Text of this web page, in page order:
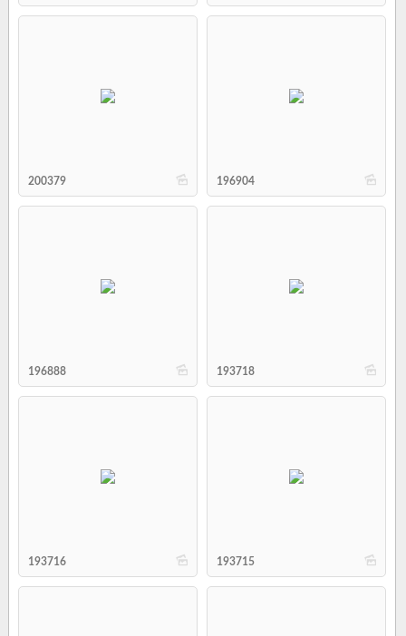
b
200379 b
196904
b
196888 b
193718
b
193716 b
193715